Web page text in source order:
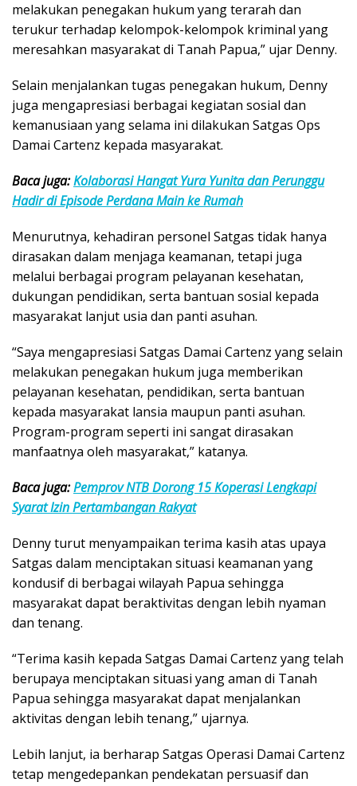
melakukan penegakan hukum yang terarah dan
terukur terhadap kelompok-kelompok kriminal yang
meresahkan masyarakat di Tanah Papua,” ujar Denny.
Selain menjalankan tugas penegakan hukum, Denny
juga mengapresiasi berbagai kegiatan sosial dan
kemanusiaan yang selama ini dilakukan Satgas Ops
Damai Cartenz kepada masyarakat.
Baca juga:Kolaborasi Hangat Yura Yunita dan Perunggu
Hadir di Episode Perdana Main ke Rumah
Menurutnya, kehadiran personel Satgas tidak hanya
dirasakan dalam menjaga keamanan, tetapi juga
melalui berbagai program pelayanan kesehatan,
dukungan pendidikan, serta bantuan sosial kepada
masyarakat lanjut usia dan panti asuhan.
“Saya mengapresiasi Satgas Damai Cartenz yang selain
melakukan penegakan hukum juga memberikan
pelayanan kesehatan, pendidikan, serta bantuan
kepada masyarakat lansia maupun panti asuhan.
Program-program seperti ini sangat dirasakan
manfaatnya oleh masyarakat,” katanya.
Baca juga:Pemprov NTB Dorong 15 Koperasi Lengkapi
Syarat Izin Pertambangan Rakyat
Denny turut menyampaikan terima kasih atas upaya
Satgas dalam menciptakan situasi keamanan yang
kondusif di berbagai wilayah Papua sehingga
masyarakat dapat beraktivitas dengan lebih nyaman
dan tenang.
“Terima kasih kepada Satgas Damai Cartenz yang telah
berupaya menciptakan situasi yang aman di Tanah
Papua sehingga masyarakat dapat menjalankan
aktivitas dengan lebih tenang,” ujarnya.
Lebih lanjut, ia berharap Satgas Operasi Damai Cartenz
tetap mengedepankan pendekatan persuasif dan